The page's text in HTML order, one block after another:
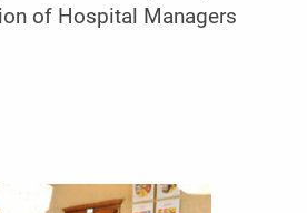
of Hospital Managers